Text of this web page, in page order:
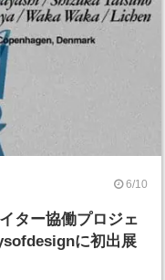
6/10
ター協働プロジェ
に初出展